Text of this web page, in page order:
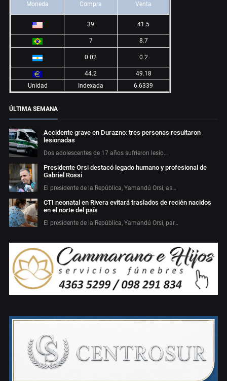
Moneda Compra Venta
39 41.5
7 8.7
0.02 0.2
44.2
49.18
Unidad
Indexada 6.6339
ÚLTIMA SEMANA
Accidente grave en Durazno: tres personas resultaron
lesionadas
Dos adolescentes de 17 años sufrieron lesio…
Presidente Orsi destacó legado humano y profesional de
Gabriel Rossi
El presidente de la República, Yamandú Orsi, as…
CTI neonatal en Rivera evitará traslados de recién nacidos
en el norte del país
El presidente de la República, Yamandú Orsi, par…